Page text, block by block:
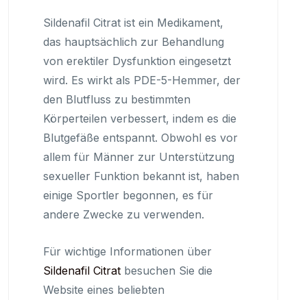
Sildenafil Citrat ist ein Medikament,
das hauptsächlich zur Behandlung
von erektiler Dysfunktion eingesetzt
wird. Es wirkt als PDE-5-Hemmer, der
den Blutfluss zu bestimmten
Körperteilen verbessert, indem es die
Blutgefäße entspannt. Obwohl es vor
allem für Männer zur Unterstützung
sexueller Funktion bekannt ist, haben
einige Sportler begonnen, es für
andere Zwecke zu verwenden.
Für wichtige Informationen über
Sildenafil Citrat besuchen Sie die
Website eines beliebten